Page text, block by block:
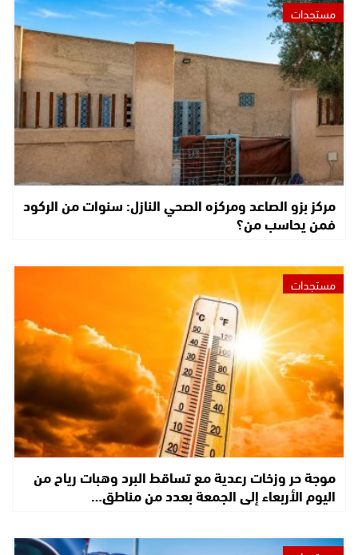
مستجدات
مركز بزو الصاعد ومركزه الصحي النازل: سنوات من الركود
فمن يحاسب من؟
مستجدات
موجة حر وزخات رعدية مع تساقط البرد وهبات رياح من
اليوم الأربعاء إلى الجمعة بعدد من مناطق…